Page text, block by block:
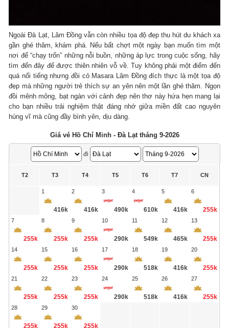
Ngoài Đà Lạt, Lâm Đồng vẫn còn nhiều tọa độ đẹp thu hút du khách xa
gần ghé thăm, khám phá. Nếu bất chợt một ngày bạn muốn tìm một
nơi để “chạy trốn” những nỗi buồn, những áp lực trong cuộc sống, hãy
tìm đến đây để được thiên nhiên vỗ về. Tuy không phải một điểm đến
quá nổi tiếng nhưng đồi cỏ Masara Lâm Đồng đích thực là một tọa độ
đẹp mà những người trẻ thích sự an yên nên một lần ghé thăm. Ngọn
đồi mênh mông, bạt ngàn với cảnh đẹp nên thơ này hứa hẹn mang lại
cho bạn nhiều trải nghiệm thật đáng nhớ giữa miền đất cao nguyên
hùng vĩ mà cũng đầy bình yên, dịu dàng.
Giá vé Hồ Chí Minh - Đà Lạt tháng 9-2026
đi
T2 T3 T4 T5 T6 T7 CN
1
416k
2
416k
3
490k
4
610k
5
416k
6
255k
7
255k
8
255k
9
255k
10
290k
11
549k
12
465k
13
255k
14
255k
15
255k
16
255k
17
290k
18
518k
19
416k
20
255k
21
255k
22
255k
23
255k
24
290k
25
518k
26
416k
27
255k
28
255k
29
255k
30
255k